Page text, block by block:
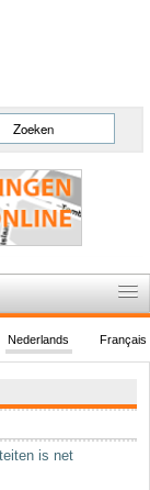
Français
Nederlands
is net